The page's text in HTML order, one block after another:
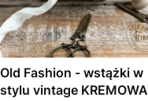
Old Fashion - wstążki w
stylu vintage KREMOWA